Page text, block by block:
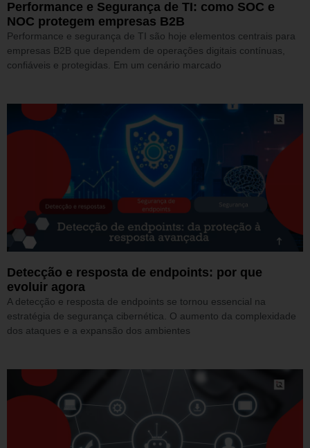
Performance e Segurança de TI: como SOC e
NOC protegem empresas B2B
Performance e segurança de TI são hoje elementos centrais para
empresas B2B que dependem de operações digitais contínuas,
confiáveis e protegidas. Em um cenário marcado
Detecção e resposta de endpoints: por que
evoluir agora
A detecção e resposta de endpoints se tornou essencial na
estratégia de segurança cibernética. O aumento da complexidade
dos ataques e a expansão dos ambientes